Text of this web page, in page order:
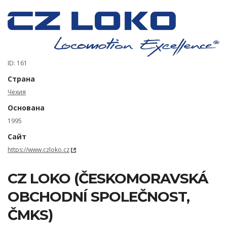
ID: 161
Страна
Чехия
Основана
1995
Сайт
https://www.czloko.cz
CZ LOKO (ČESKOMORAVSKÁ
OBCHODNÍ SPOLEČNOST,
ČMKS)